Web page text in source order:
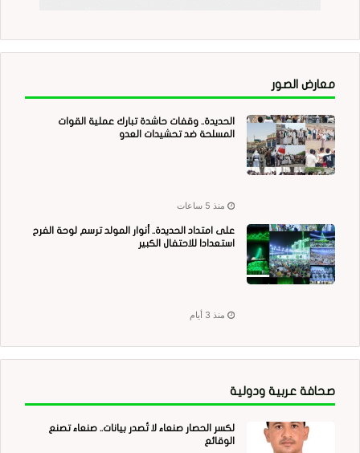
معارض الصور
الحديدة.. وقفات حاشدة تبارك عملية القوات
المسلحة ضد تحشيدات العدو
منذ 5 ساعات
على امتداد الحديدة.. أنوار المولد ترسم لوحة الفرح
استعدادا للاحتفال الكبير
منذ 3 أيام
صحافة عربية ودولية
لكسر الحصار صنعاء لا تُصدر بيانات.. صنعاء تصنع
الوقائع